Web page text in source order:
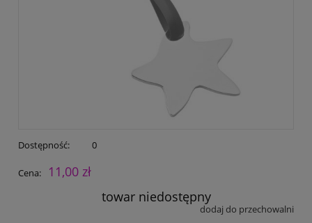
Dostępność: 0
Cena:
11,00 zł
towar niedostępny
dodaj do przechowalni